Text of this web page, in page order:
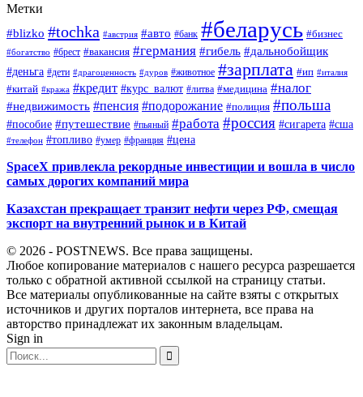
Метки
#blizko #tochka #австрия #авто #банк #беларусь #бизнес
#богатство #брест #вакансия #германия #гибель #дальнобойщик
#деньга #дети #драгоценность #дуров #животное #зарплата #ип #италия
#китай #кража #кредит #курс_валют #литва #медицина #налог
#недвижимость #пенсия #подорожание #полиция #польша
#пособие #путешествие #пьяный #работа #россия #сигарета #сша
#телефон #топливо #умер #франция #цена
SpaceX привлекла рекордные инвестиции и вошла в число
самых дорогих компаний мира
Казахстан прекращает транзит нефти через РФ, смещая
экспорт на внутренний рынок и в Китай
© 2026 - POSTNEWS. Все права защищены.
Любое копирование материалов с нашего ресурса разрешается
только с обратной активной ссылкой на страницу статьи.
Все материалы опубликованные на сайте взяты с открытых
источников и других порталов интернета, все права на
авторство принадлежат их законным владельцам.
Sign in